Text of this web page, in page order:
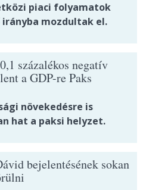
piaci folyamatok
irányba mozdultak el.
százalékos negatív
a GDP-re Paks
növekedésre is
hat a paksi helyzet.
bejelentésének sokan